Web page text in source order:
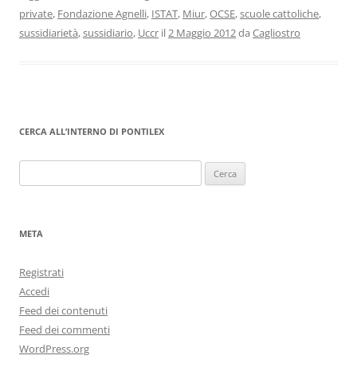
private, Fondazione Agnelli, ISTAT, Miur,OCSE,scuole cattoliche,
sussidiarietà,sussidiario, Uccr il2 Maggio 2012da Cagliostro
CERCA ALL’INTERNO DI PONTILEX
per:
META
Registrati
Accedi
Feed dei contenuti
Feed dei commenti
WordPress.org